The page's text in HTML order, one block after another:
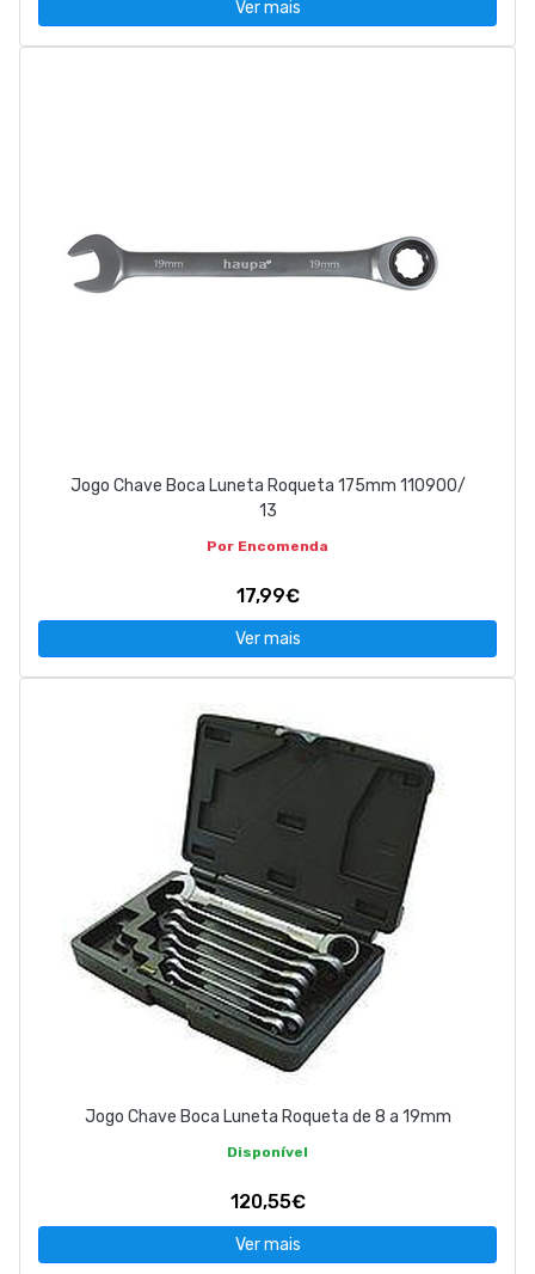
Ver mais
Jogo Chave Boca Luneta Roqueta 175mm 110900/
13
Por Encomenda
17,99€
Ver mais
Jogo Chave Boca Luneta Roqueta de 8 a 19mm
Disponível
120,55€
Ver mais